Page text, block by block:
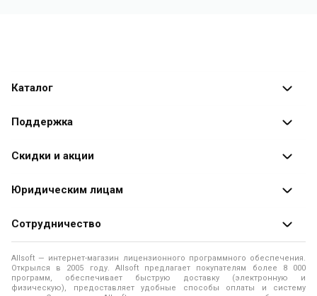
Каталог
Каталог программ
Поддержка
Оплата заказов
Доставка заказа
Помощь
Правила продажи
Скидки и акции
Специальные
Юридическим лицам
Продажа программ юридическим лицам
О лицензировании программного обеспечения
Программы для компьютера
Контакты
Сотрудничество
О магазине
Адреса и телефоны
Allsoft — интернет-магазин лицензионного программного обеспечения.
Открылся в 2005 году. Allsoft предлагает покупателям более 8 000
программ, обеспечивает быструю доставку (электронную и
физическую), предоставляет удобные способы оплаты и систему